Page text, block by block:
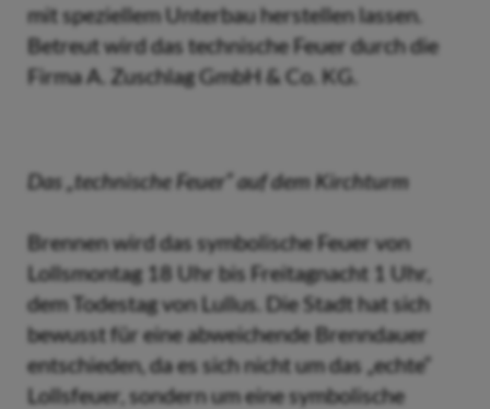
mit speziellem Unterbau herstellen lassen.
Betreut wird das technische Feuer durch die
Firma A. Zuschlag GmbH & Co. KG.
Das „technische Feuer“ auf dem Kirchturm
Brennen wird das symbolische Feuer von
Lollsmontag 18 Uhr bis Freitagnacht 1 Uhr,
dem Todestag von Lullus. Die Stadt hat sich
bewusst für eine abweichende Brenndauer
entschieden, da es sich nicht um das „echte“
Lollsfeuer, sondern um eine symbolische